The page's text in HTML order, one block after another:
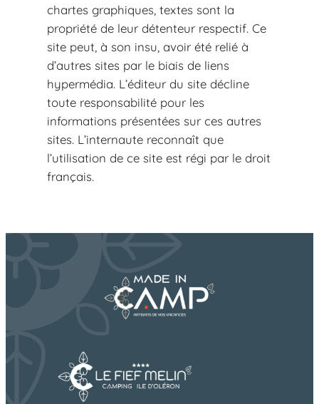
chartes graphiques, textes sont la
propriété de leur détenteur respectif. Ce
site peut, à son insu, avoir été relié à
d’autres sites par le biais de liens
hypermédia. L’éditeur du site décline
toute responsabilité pour les
informations présentées sur ces autres
sites. L’internaute reconnaît que
l’utilisation de ce site est régi par le droit
français.